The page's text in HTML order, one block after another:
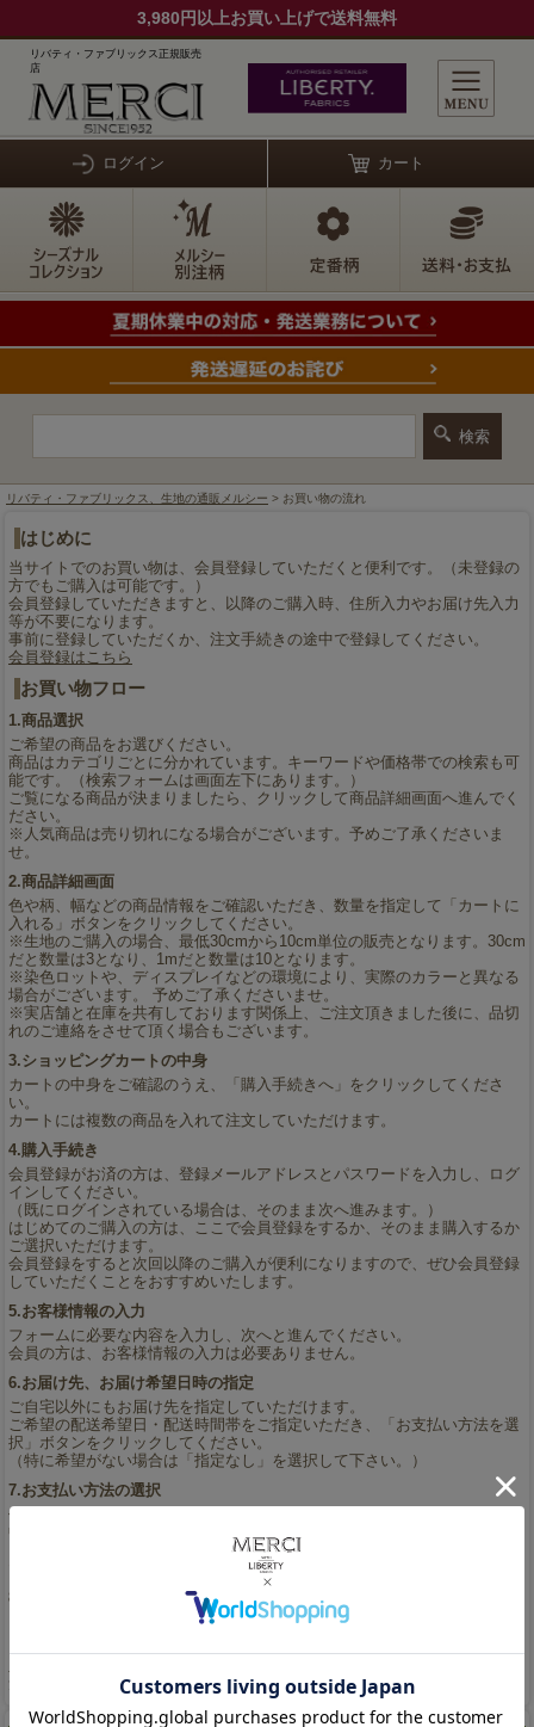
3,980円以上お買い上げで送料無料
リバティ・ファブリックス正規販売
店
ログイン カート
リバティ・ファブリックス、生地の通販メルシー > お買い物の流れ
はじめに
当サイトでのお買い物は、会員登録していただくと便利です。（未登録の
方でもご購入は可能です。）
会員登録していただきますと、以降のご購入時、住所入力やお届け先入力
等が不要になります。
事前に登録していただくか、注文手続きの途中で登録してください。
会員登録はこちら
お買い物フロー
1.商品選択
ご希望の商品をお選びください。
商品はカテゴリごとに分かれています。キーワードや価格帯での検索も可
能です。（検索フォームは画面左下にあります。）
ご覧になる商品が決まりましたら、クリックして商品詳細画面へ進んでく
ださい。
※人気商品は売り切れになる場合がございます。予めご了承くださいま
せ。
2.商品詳細画面
色や柄、幅などの商品情報をご確認いただき、数量を指定して「カートに
入れる」ボタンをクリックしてください。
※生地のご購入の場合、最低30cmから10cm単位の販売となります。30cm
だと数量は3となり、1mだと数量は10となります。
※染色ロットや、ディスプレイなどの環境により、実際のカラーと異なる
場合がございます。 予めご了承くださいませ。
※実店舗と在庫を共有しております関係上、ご注文頂きました後に、品切
れのご連絡をさせて頂く場合もございます。
3.ショッピングカートの中身
カートの中身をご確認のうえ、「購入手続きへ」をクリックしてくださ
い。
カートには複数の商品を入れて注文していただけます。
4.購入手続き
会員登録がお済の方は、登録メールアドレスとパスワードを入力し、ログ
インしてください。
（既にログインされている場合は、そのまま次へ進みます。）
はじめてのご購入の方は、ここで会員登録をするか、そのまま購入するか
ご選択いただけます。
会員登録をすると次回以降のご購入が便利になりますので、ぜひ会員登録
していただくことをおすすめいたします。
5.お客様情報の入力
フォームに必要な内容を入力し、次へと進んでください。
会員の方は、お客様情報の入力は必要ありません。
6.お届け先、お届け希望日時の指定
ご自宅以外にもお届け先を指定していただけます。
ご希望の配送希望日・配送時間帯をご指定いただき、「お支払い方法を選
択」ボタンをクリックしてください。
（特に希望がない場合は「指定なし」を選択して下さい。）
7.お支払い方法の選択
代金引換払い（代引き）・クレジットカード払い・銀行振込・郵便振込の
中から、お支払い方法をご選択ください。
クレジットカードでお支払いいただく場合は、カード情報などもご入力く
8.ご注文内容の確認
「注文確認」ボタンをクリックして確認画面へ進みます。
ご登録のメールアドレスに「ご注文の控え」メールが自動配信され、ご注
文完了となります。
では、お買い物をお楽しみください！